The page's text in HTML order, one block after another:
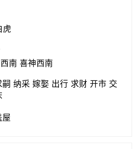
虎
南 喜神西南
嗣 纳采 嫁娶 出行 求财 开市 交
屋